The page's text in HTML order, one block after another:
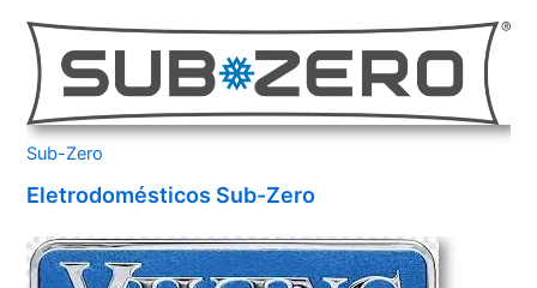
Sub-Zero
Eletrodomésticos Sub-Zero